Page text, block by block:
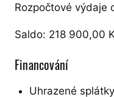
Rozpočtové výdaje
Saldo: 218 900,00
Financování
Uhrazené